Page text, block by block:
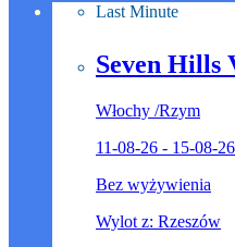
Last Minute
Seven Hills
Włochy /Rzym
11-08-26 - 15-08-26
Bez wyżywienia
Wylot z: Rzeszów